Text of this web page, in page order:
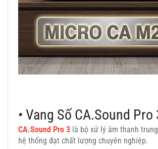
• Vang Số CA.Sound Pro
CA.Sound Pro 3 là bộ xử lý âm thanh
hệ thống đạt chất lượng chuyên nghiệp.